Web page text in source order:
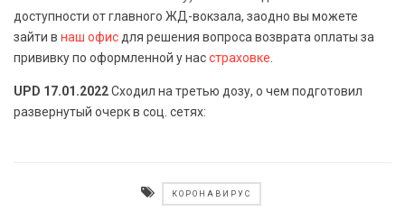
доступности от главного ЖД-вокзала, заодно вы можете
зайти в наш офис для решения вопроса возврата оплаты за
прививку по оформленной у насстраховке
UPD 17.01.2022Сходил на третью дозу, о чем подготовил
развернутый очерк в соц. сетях:
КОРОНАВИРУС